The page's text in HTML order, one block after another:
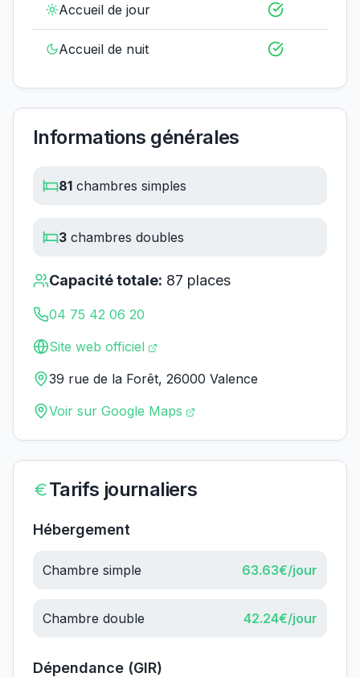
Accueil de jour
Accueil de nuit
Informations générales
81 chambres simples
3 chambres doubles
Capacité totale: 87 places
04 75 42 06 20
Site web officiel
39 rue de la Forêt, 26000 Valence
Voir sur Google Maps
Tarifs journaliers
Hébergement
Chambre simple 63.63€/jour
Chambre double 42.24€/jour
Dépendance (GIR)